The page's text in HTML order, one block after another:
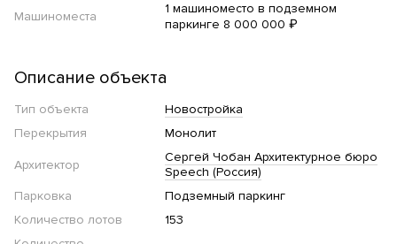
Машиноместа
1 машиноместо в подземном
паркинге 8 000 000 ₽
Описание объекта
Тип объекта
Новостройка
Перекрытия
Монолит
Архитектор
Сергей Чобан Архитектурное бюро
Speech (Россия)
Парковка
Подземный паркинг
Количество лотов
153